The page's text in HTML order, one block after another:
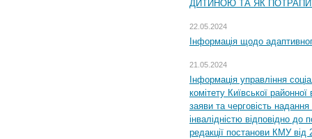
ДИТИНОЮ ТА ЯК
22.05.2024
Інформація щодо
21.05.2024
Інформація управління
комітету Київської
заяви та черговість надання
інвалідністю відповідно
редакції постанови КМУ від